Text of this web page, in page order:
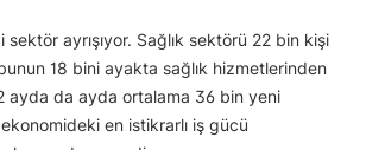
ayrışıyor. Sağlık sektörü 22 bin kişi
18 bini ayakta sağlık hizmetlerinden
ayda da ayda ortalama 36 bin yeni
en istikrarlı iş gücü